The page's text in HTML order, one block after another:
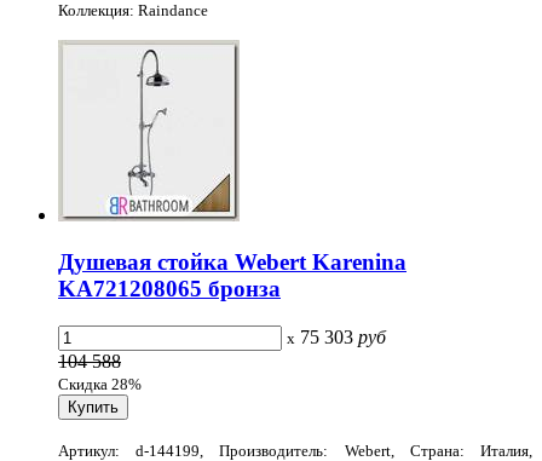
Коллекция: Raindance
Душевая стойка Webert Karenina
KA721208065 бронза
x 75 303 руб
104 588
Скидка 28%
Артикул: d-144199, Производитель: Webert, Страна: Италия,